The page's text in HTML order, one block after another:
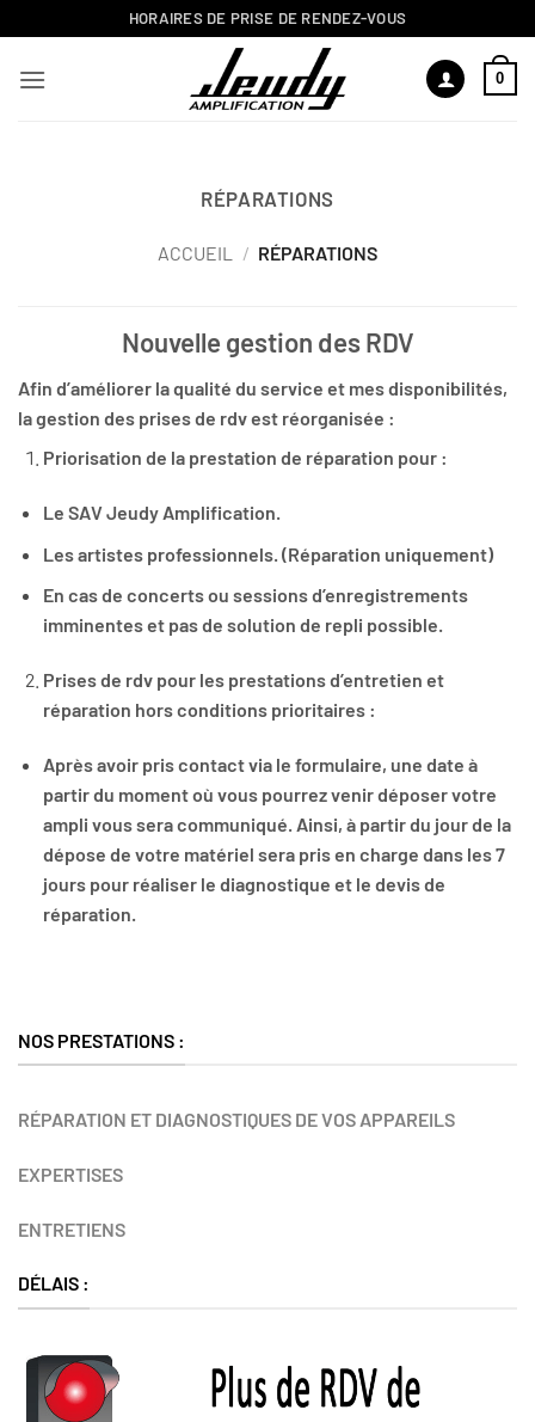
au
contenu
HORAIRES DE PRISE DE RENDEZ-VOUS
0
RÉPARATIONS
ACCUEIL / RÉPARATIONS
Nouvelle gestion des RDV
Afin d’améliorer la qualité du service et mes disponibilités,
la gestion des prises de rdv est réorganisée :
Priorisation de la prestation de réparation pour :
Le SAV Jeudy Amplification.
Les artistes professionnels. (Réparation uniquement)
En cas de concerts ou sessions d’enregistrements
imminentes et pas de solution de repli possible.
Prises de rdv pour les prestations d’entretien et
réparation hors conditions prioritaires :
Après avoir pris contact via le formulaire, une date à
partir du moment où vous pourrez venir déposer votre
ampli vous sera communiqué. Ainsi, à partir du jour de la
dépose de votre matériel sera pris en charge dans les 7
jours pour réaliser le diagnostique et le devis de
réparation.
NOS PRESTATIONS :
RÉPARATION ET DIAGNOSTIQUES DE VOS APPAREILS
EXPERTISES
ENTRETIENS
DÉLAIS :